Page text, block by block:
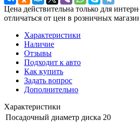
Цена действительна только для
отличаться от цен в розничных
Характеристики
Наличие
Отзывы
Подходит к авто
Как купить
Задать вопрос
Дополнительно
Характеристики
Посадочный диаметр диска 20